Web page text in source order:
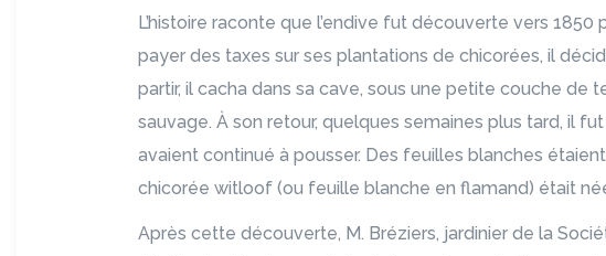
L’histoire raconte que l’endive fut découverte vers 1850
payer des taxes sur ses plantations de chicorées, il
partir, il cacha dans sa cave, sous une petite couche de
sauvage. À son retour, quelques semaines plus tard, il
avaient continué à pousser. Des feuilles blanches
chicorée witloof (ou feuille blanche en flamand) était
Après cette découverte, M. Bréziers, jardinier de la